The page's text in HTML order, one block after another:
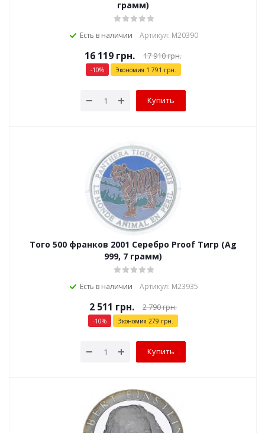
грамм)
Есть в наличии Артикул: М20390
16 119 грн. 17 910грн.
-10% Экономия 1 791 грн.
Купить
Того 500 франков 2001 Серебро Proof Тигр (Ag
999, 7 грамм)
Есть в наличии Артикул: М23935
2 511 грн. 2 790грн.
-10% Экономия 279 грн.
Купить